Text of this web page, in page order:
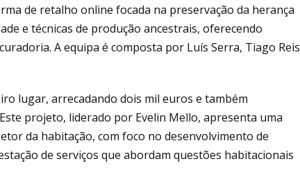
de retalho online focada na preservação da herança
e técnicas de produção ancestrais, oferecendo
A equipa é composta por Luís Serra, Tiago Reis
lugar, arrecadando dois mil euros e também
projeto, liderado por Evelin Mello, apresenta uma
da habitação, com foco no desenvolvimento de
de serviços que abordam questões habitacionais